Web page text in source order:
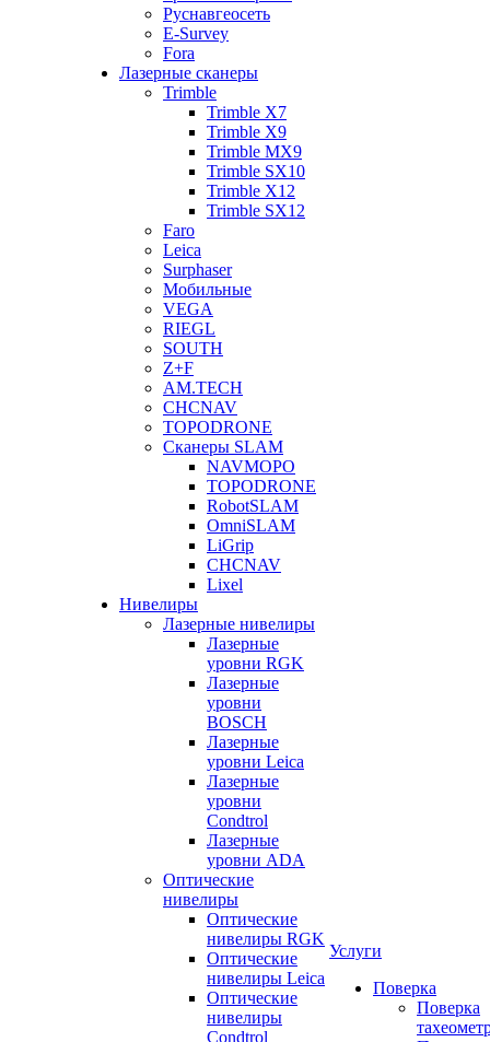
Руснавгеосеть
E-Survey
Fora
Лазерные сканеры
Trimble
Trimble X7
Trimble X9
Trimble MX9
Trimble SX10
Trimble X12
Trimble SX12
Faro
Leica
Surphaser
Мобильные
VEGA
RIEGL
SOUTH
Z+F
AM.TECH
CHCNAV
TOPODRONE
Сканеры SLAM
NAVMOPO
TOPODRONE
RobotSLAM
OmniSLAM
LiGrip
CHCNAV
Lixel
Нивелиры
Лазерные нивелиры
Лазерные
уровни RGK
Лазерные
уровни
BOSCH
Лазерные
уровни Leica
Лазерные
уровни
Condtrol
Лазерные
уровни ADA
Оптические
нивелиры
Оптические
нивелиры RGK
Оптические
нивелиры Leica
Оптические
нивелиры
Condtrol
Услуги
Поверка
Поверка